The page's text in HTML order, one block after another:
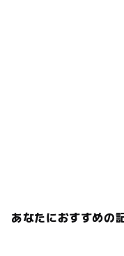
あなたにおすすめの